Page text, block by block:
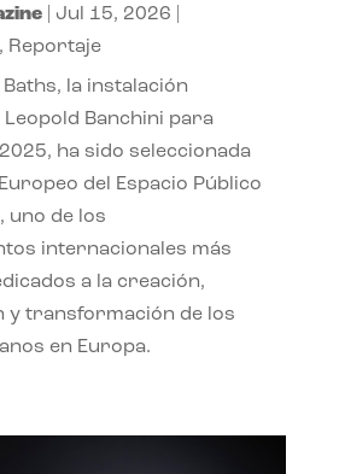
| Jul 15, 2026
Reportaje
la instalación
Banchini para
ha sido seleccionada
del Espacio Público
uno de los
internacionales más
a la creación,
y transformación de los
en Europa.